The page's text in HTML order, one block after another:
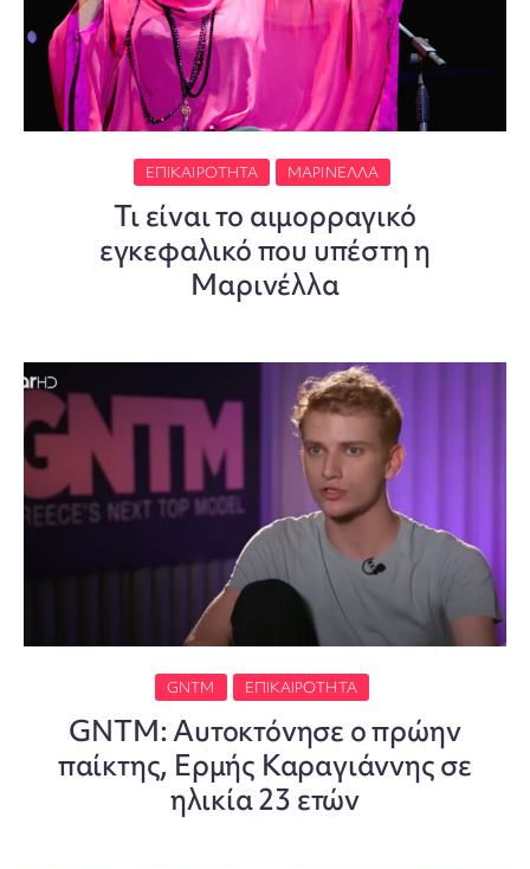
ΕΠΙΚΑΙΡΌΤΗΤΑ ΜΑΡΙΝΈΛΛΑ
Τι είναι το αιμορραγικό
εγκεφαλικό που υπέστη η
Μαρινέλλα
GNTM ΕΠΙΚΑΙΡΌΤΗΤΑ
GNTM: Αυτοκτόνησε ο πρώην
παίκτης, Ερμής Καραγιάννης σε
ηλικία 23 ετών